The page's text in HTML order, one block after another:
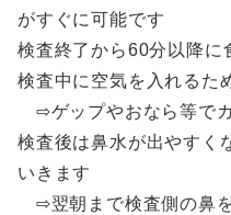
がすぐに可能です
検査終了から60分以降に
検査中に空気を入れるた
⇨ゲップやおなら等で
検査後は鼻水が出やすく
いきます
⇨翌朝まで検査側の鼻